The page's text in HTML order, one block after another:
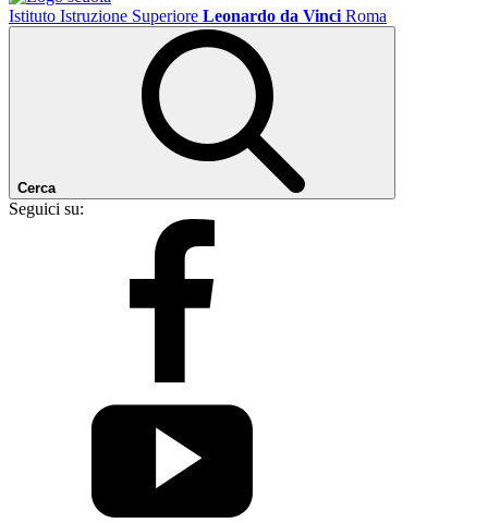
Istituto Istruzione Superiore Leonardo da Vinci Roma
Cerca
Seguici su: